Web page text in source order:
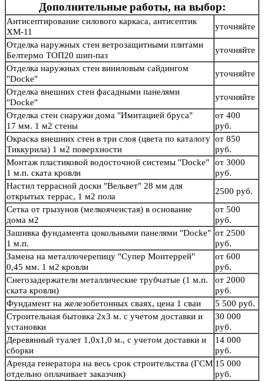
Дополнительные работы, на выбор:
Антисептирование силового каркаса, антисептик
ХМ-11
уточняйте
Отделка наружных стен ветрозащитными плитами
Белтермо ТОП20 шип-паз
уточняйте
Отделка наружных стен виниловым сайдингом
"Docke"
уточняйте
Отделка внешних стен фасадными панелями
"Docke"
уточняйте
Отделка стен снаружи дома "Имитацией бруса"
17 мм. 1 м2 стены
от 400
руб.
Окраска внешних стен в три слоя (цвета по каталогу
Тиккурила) 1 м2 поверхности
от 850
руб.
Монтаж пластиковой водосточной системы "Docke"
1 м.п. ската кровли
от 3000
руб.
Настил террасной доски "Вельвет" 28 мм для
открытых террас, 1 м2 пола
2500 руб.
Сетка от грызунов (мелкоячеистая) в основание
дома м2
от 500
руб.
Зашивка фундамента цокольными панелями "Docke"
1 м.п.
от 2500
руб.
Замена на металлочерепицу "Супер Монтеррей"
0,45 мм. 1 м2 кровли
от 600
руб.
Снегозадержатели металлические трубчатые (1 м.п.
ската кровли)
от 2000
руб.
Фундамент на железобетонных сваях, цена 1 сваи
5 500 руб.
Строительная бытовка 2х3 м. с учетом доставки и
установки
30 000
руб.
Деревянный туалет 1,0х1,0 м., с учетом доставки и
сборки
14 000
руб.
Аренда генератора на весь срок строительства (ГСМ
отдельно оплачивает заказчик)
15 000
руб.